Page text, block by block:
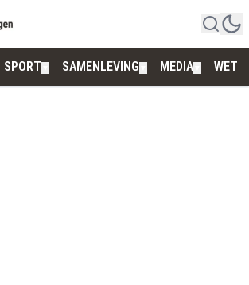
SPORT SAMENLEVING MEDIA